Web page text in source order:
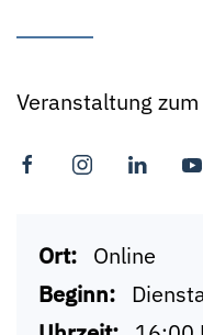
Veranstaltung
Ort: Online
Beginn: